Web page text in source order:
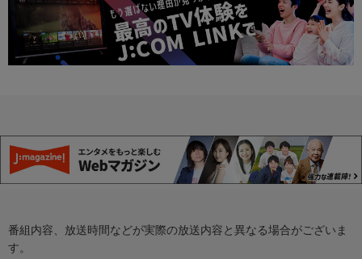
番組内容、放送時間などが実際の放送内容と異なる場合がございま
す。